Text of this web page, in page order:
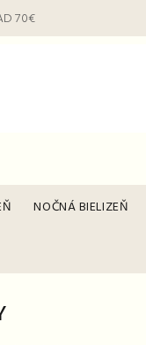
70€
NOČNÁ BIELIZEŇ